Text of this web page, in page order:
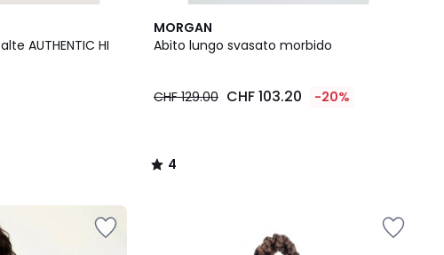
AUTHENTIC HI
MORGAN
Abito lungo svasato morbido
CHF 129.00 CHF 103.20 -20%
4
/
4
/